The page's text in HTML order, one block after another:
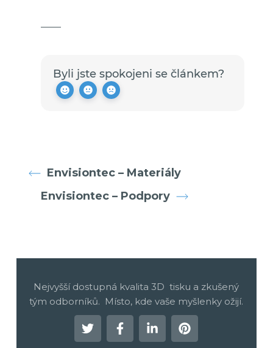
Byli jste spokojeni se článkem?
Envisiontec – Materiály
Envisiontec – Podpory
Nejvyšší dostupná kvalita 3D tisku a zkušený
tým odborníků. Místo, kde vaše myšlenky ožijí.